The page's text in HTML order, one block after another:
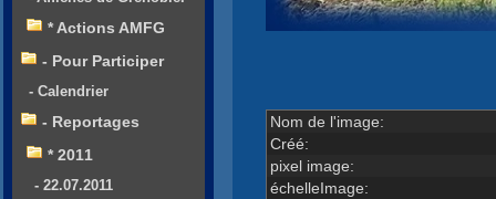
Nom de l'image:
Créé:
pixel image:
échelleImage:
* Actions AMFG
- Pour Participer
- Calendrier
- Reportages
* 2011
- 22.07.2011